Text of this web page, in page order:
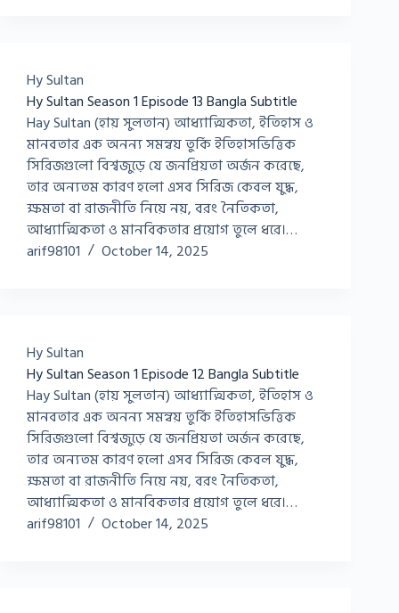
Hy Sultan
Hy Sultan Season 1 Episode 13 Bangla Subtitle
Hay Sultan (হায় সুলতান) আধ্যাত্মিকতা, ইতিহাস ও
মানবতার এক অনন্য সমন্বয় তুর্কি ইতিহাসভিত্তিক
সিরিজগুলো বিশ্বজুড়ে যে জনপ্রিয়তা অর্জন করেছে,
তার অন্যতম কারণ হলো এসব সিরিজ কেবল যুদ্ধ,
ক্ষমতা বা রাজনীতি নিয়ে নয়, বরং নৈতিকতা,
আধ্যাত্মিকতা ও মানবিকতার প্রয়োগ তুলে ধরে।…
arif98101
October 14, 2025
Hy Sultan
Hy Sultan Season 1 Episode 12 Bangla Subtitle
Hay Sultan (হায় সুলতান) আধ্যাত্মিকতা, ইতিহাস ও
মানবতার এক অনন্য সমন্বয় তুর্কি ইতিহাসভিত্তিক
সিরিজগুলো বিশ্বজুড়ে যে জনপ্রিয়তা অর্জন করেছে,
তার অন্যতম কারণ হলো এসব সিরিজ কেবল যুদ্ধ,
ক্ষমতা বা রাজনীতি নিয়ে নয়, বরং নৈতিকতা,
আধ্যাত্মিকতা ও মানবিকতার প্রয়োগ তুলে ধরে।…
arif98101
October 14, 2025